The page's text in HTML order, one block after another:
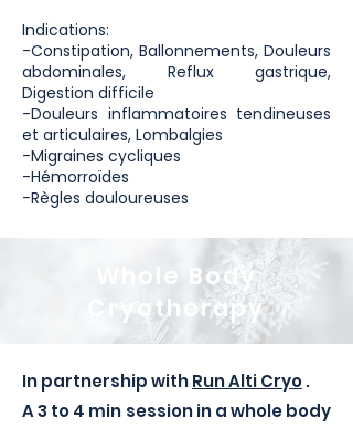
Indications:
-Constipation, Ballonnements, Douleurs
abdominales, Reflux gastrique,
Digestion difficile
-Douleurs inflammatoires tendineuses
et articulaires, Lombalgies
-Migraines cycliques
-Hémorroïdes
-Règles douloureuses
Whole Body
Cryotherapy
In partnership withRun Alti Cryo.
A 3 to 4 min session in a whole body